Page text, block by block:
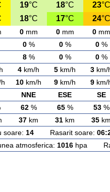
19°C 18°C 23°C
18°C 17°C 24°C
0mm 0mm 0mm
0% 0% 0%
8% 0% 0%
4 km/h 5 km/h 3 km/
10 km/h 9 km/h 9 km/
NNE ESE SE
62% 65% 53%
37 km 31 km 35 km
soare: 14 Rasarit soare:
atmosferica: 1016 hpa